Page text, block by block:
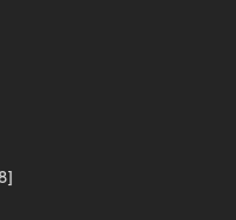
aenean massa. cum